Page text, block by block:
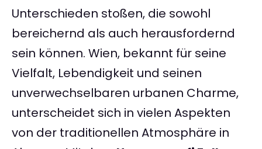
Unterschieden stoßen, die sowohl
bereichernd als auch herausfordernd
sein können. Wien, bekannt für seine
Vielfalt, Lebendigkeit und seinen
unverwechselbaren urbanen Charme,
unterscheidet sich in vielen Aspekten
von der traditionellen Atmosphäre in